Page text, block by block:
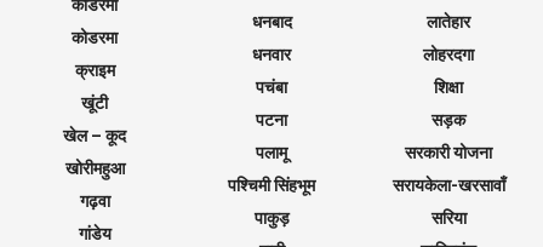
कोडरमा
कोडरमा
क्राइम
खूंटी
खेल – कूद
खोरीमहुआ
गढ़वा
गांडेय
धनबाद
धनवार
पचंबा
पटना
पलामू
पश्चिमी सिंहभूम
पाकुड़
लातेहार
लोहरदगा
शिक्षा
सड़क
सरकारी योजना
सरायकेला-खरसावाँ
सरिया